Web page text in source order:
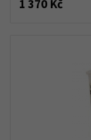
1 370 Kč